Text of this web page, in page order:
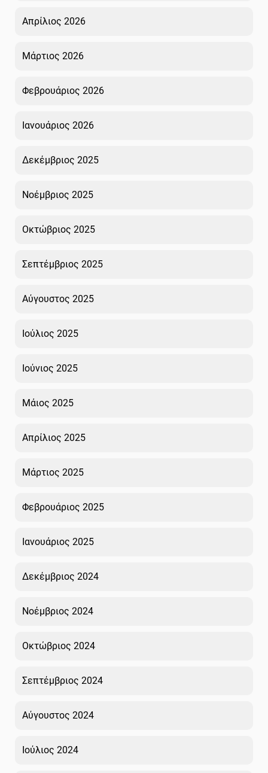
Απρίλιος 2026
Μάρτιος 2026
Φεβρουάριος 2026
Ιανουάριος 2026
Δεκέμβριος 2025
Νοέμβριος 2025
Οκτώβριος 2025
Σεπτέμβριος 2025
Αύγουστος 2025
Ιούλιος 2025
Ιούνιος 2025
Μάιος 2025
Απρίλιος 2025
Μάρτιος 2025
Φεβρουάριος 2025
Ιανουάριος 2025
Δεκέμβριος 2024
Νοέμβριος 2024
Οκτώβριος 2024
Σεπτέμβριος 2024
Αύγουστος 2024
Ιούλιος 2024